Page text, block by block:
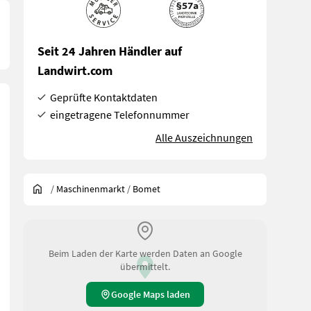
Seit 24 Jahren Händler auf
Landwirt.com
Geprüfte Kontaktdaten
eingetragene Telefonnummer
Alle Auszeichnungen
/ Maschinenmarkt / Bomet
Beim Laden der Karte werden Daten an Google
übermittelt.
Google Maps laden